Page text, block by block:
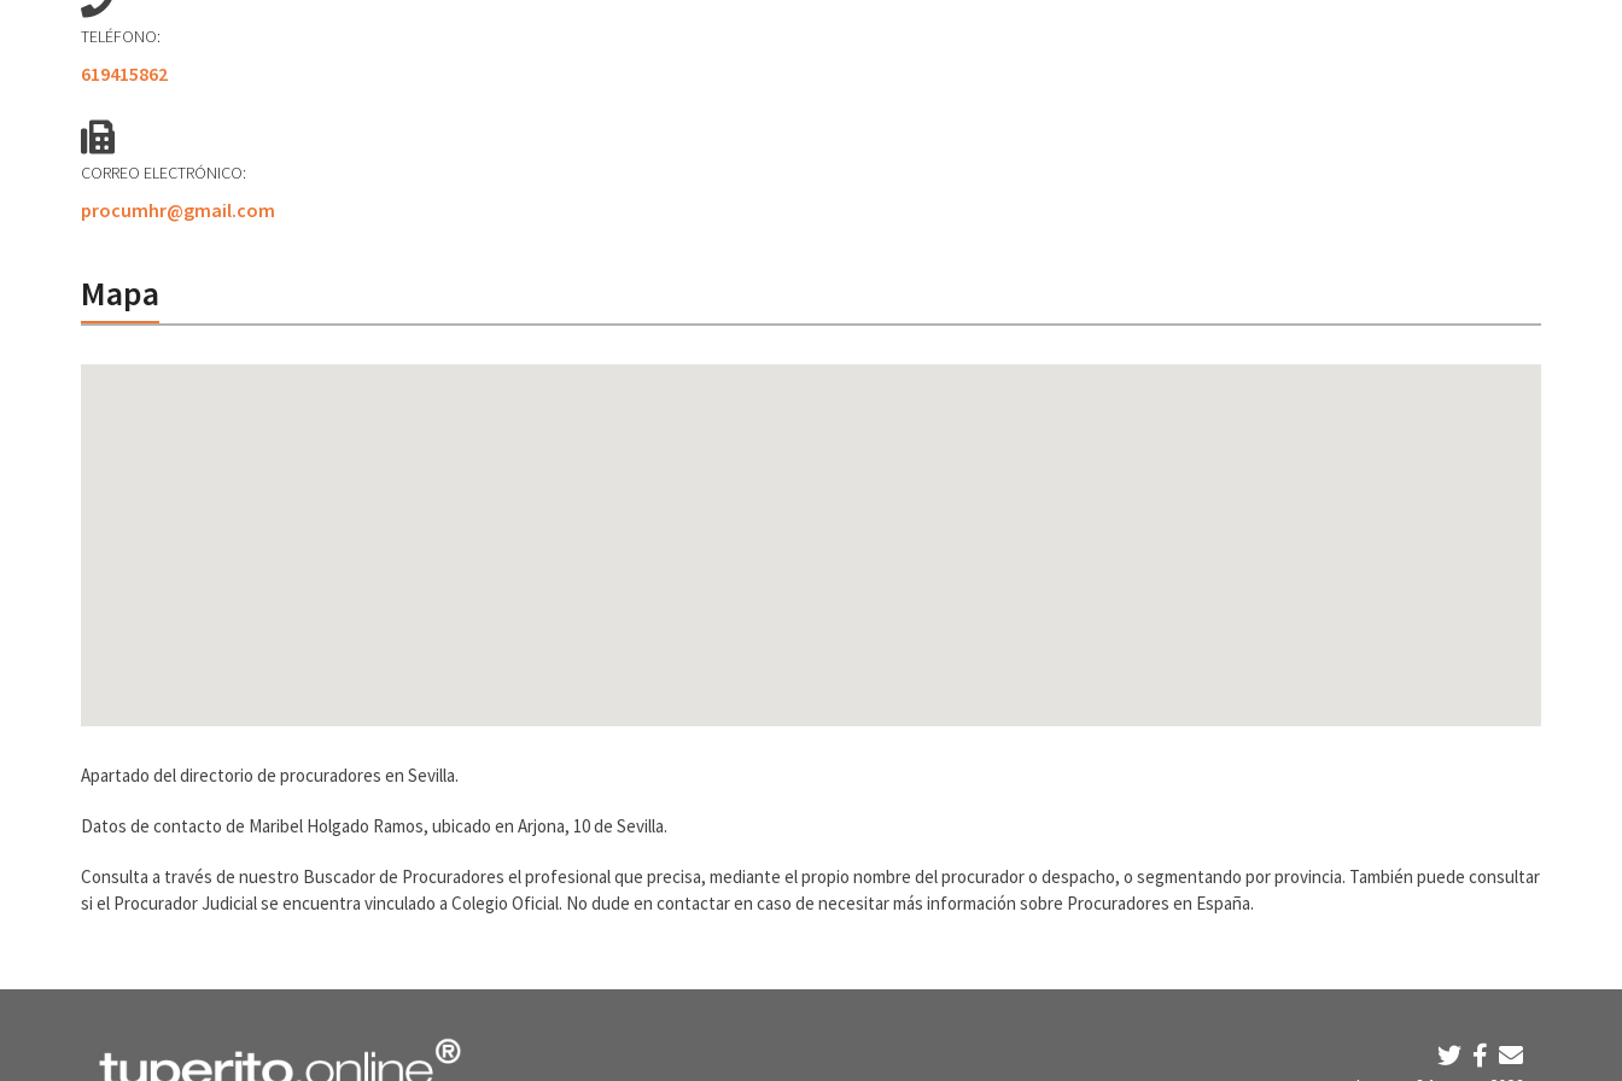
TELÉFONO:
619415862
CORREO ELECTRÓNICO:
procumhr@gmail.com
Mapa
Apartado del directorio de procuradores en Sevilla.
Datos de contacto de Maribel Holgado Ramos, ubicado en Arjona, 10 de Sevilla.
Consulta a través de nuestro Buscador de Procuradores el profesional que precisa, mediante el propio nombre del procurador o despacho, o segmentando por provincia. También puede consultar
si el Procurador Judicial se encuentra vinculado a Colegio Oficial. No dude en contactar en caso de necesitar más información sobre Procuradores en España.